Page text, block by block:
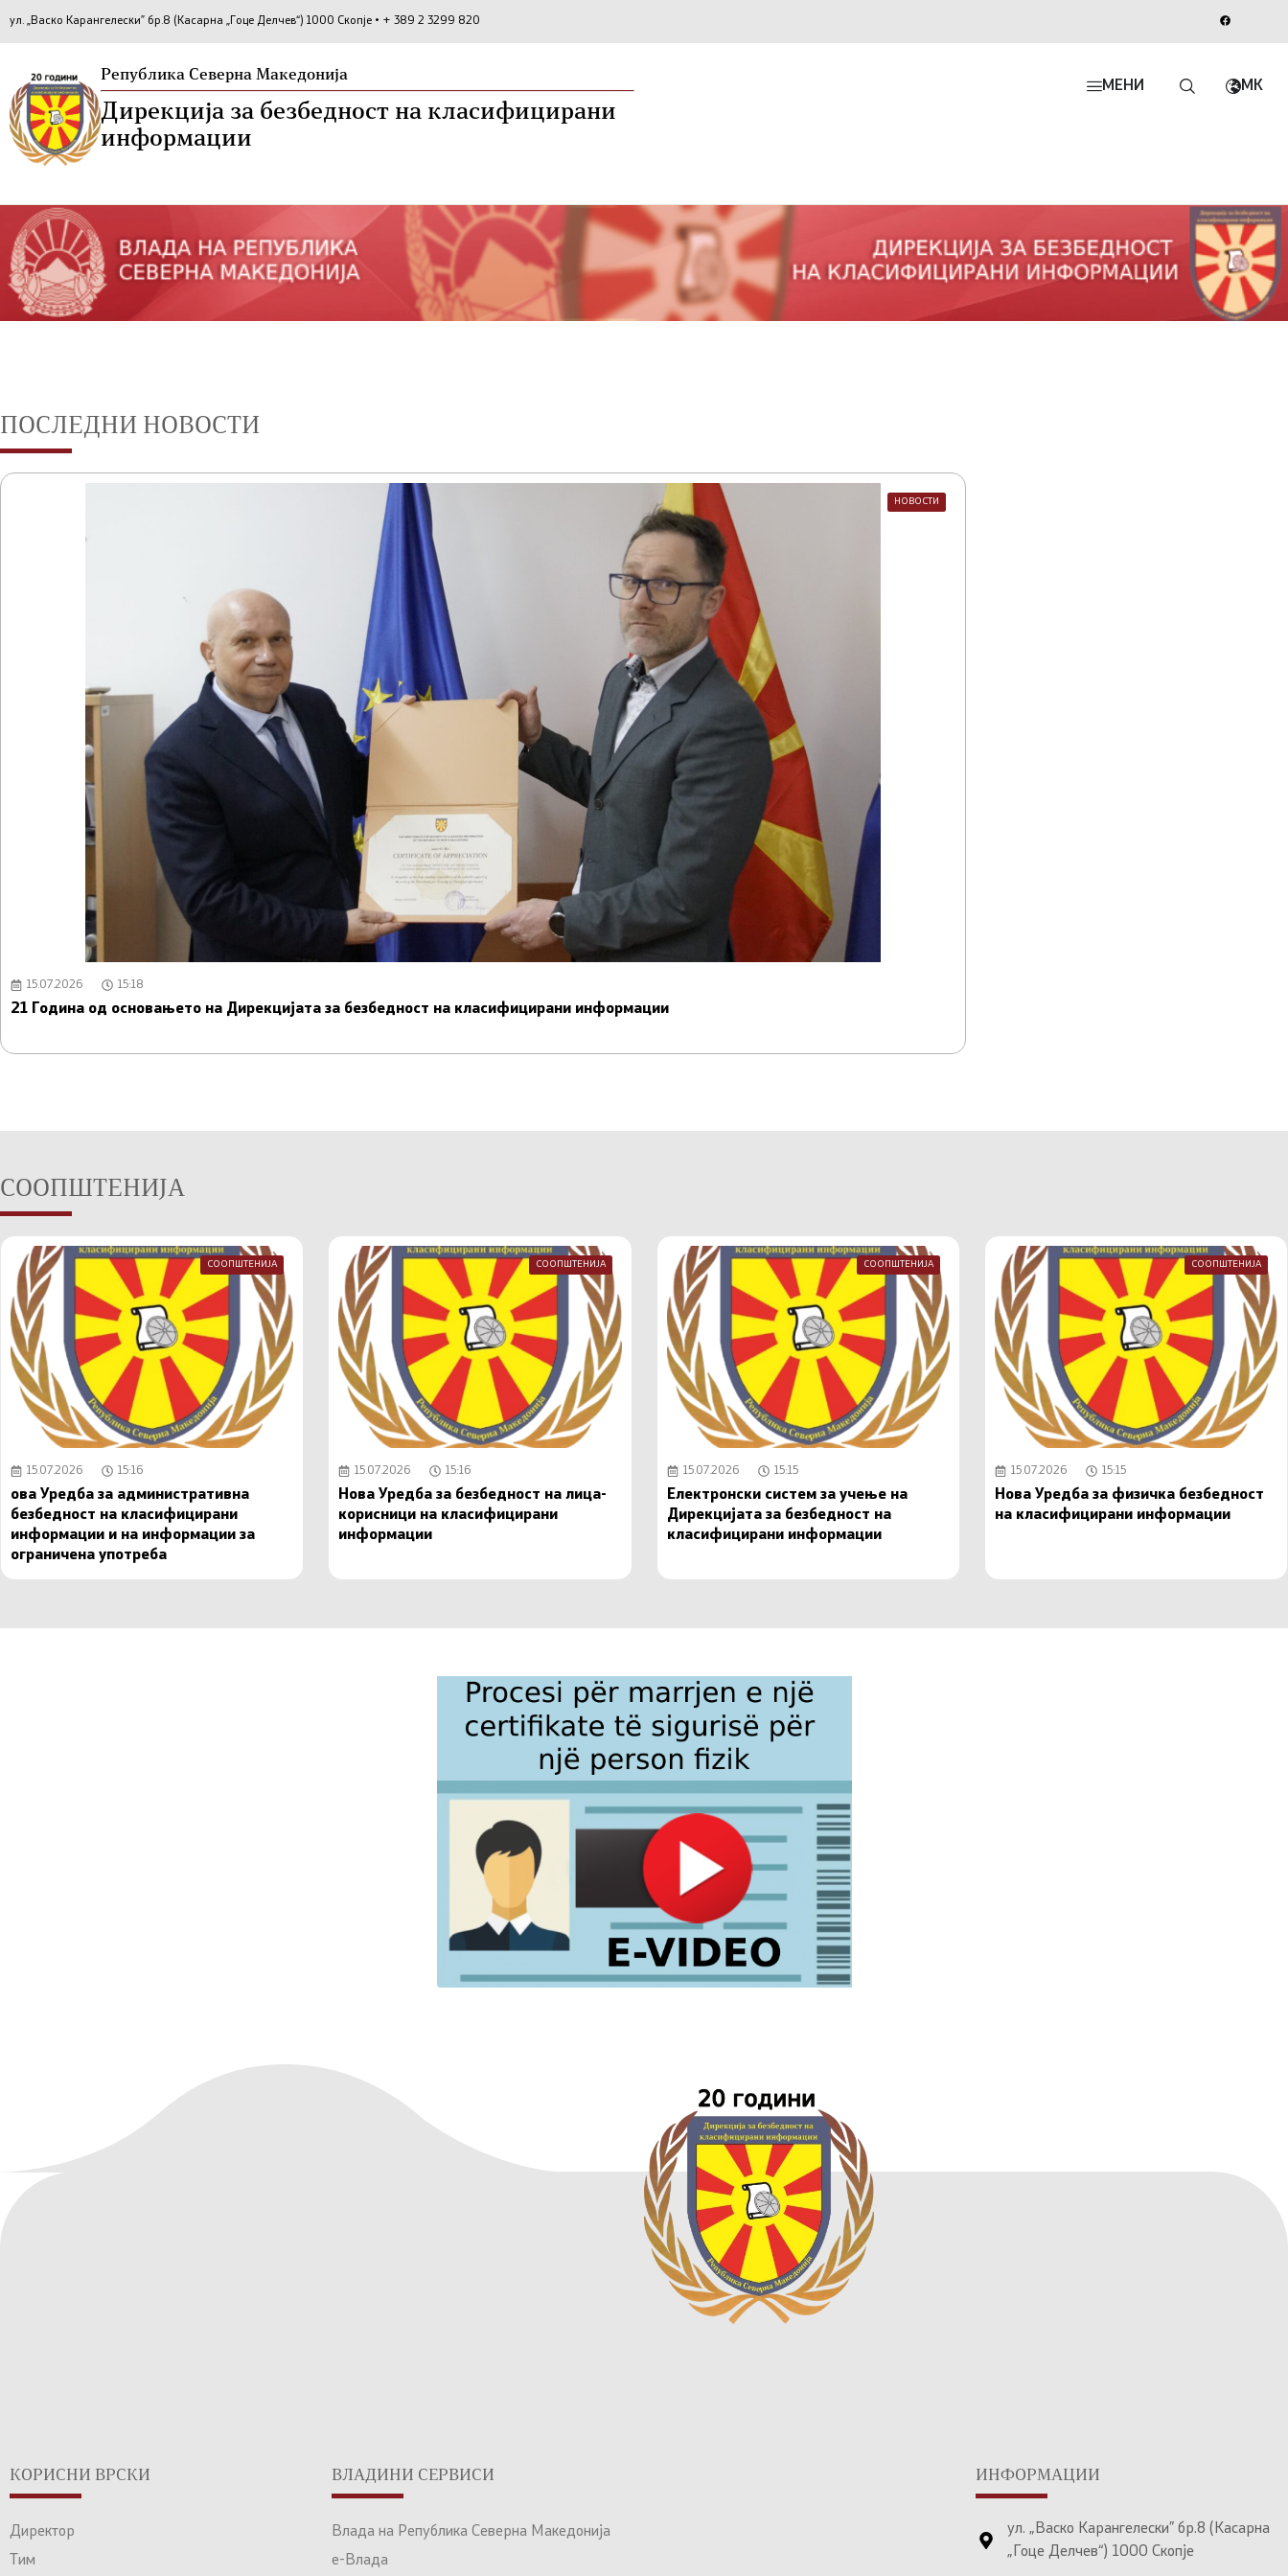
ул. „Васко Карангелески” бр.8 (Касарна „Гоце Делчев“) 1000 Скопје • + 389 2 3299 820
Република Северна Македонија
Дирекција за безбедност на класифицирани
информации
МЕНИ MK
ПОСЛЕДНИ НОВОСТИ
НОВОСТИ
15.07.2026 15:18
21 Година од основањето на Дирекцијата за безбедност на класифицирани информации
СООПШТЕНИЈА
СООПШТЕНИЈА
15.07.2026 15:16
ова Уредба за административна
безбедност на класифицирани
информации и на информации за
ограничена употреба
СООПШТЕНИЈА
15.07.2026 15:16
Нова Уредба за безбедност на лица-
корисници на класифицирани
информации
СООПШТЕНИЈА
15.07.2026 15:15
Електронски систем за учење на
Дирекцијата за безбедност на
класифицирани информации
СООПШТЕНИЈА
15.07.2026 15:15
Нова Уредба за физичка безбедност
на класифицирани информации
КОРИСНИ ВРСКИ
Директор
Тим
ВЛАДИНИ СЕРВИСИ
Влада на Република Северна Македонија
е-Влада
ИНФОРМАЦИИ
ул. „Васко Карангелески” бр.8 (Касарна
„Гоце Делчев“) 1000 Скопје